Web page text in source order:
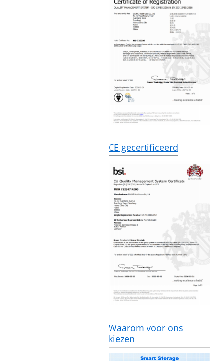
CE gecertificeerd
Waarom voor ons
kiezen